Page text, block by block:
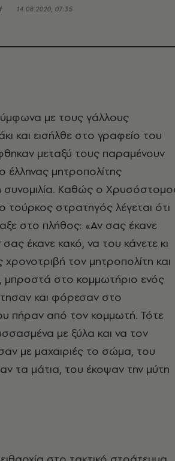
14.08.2020, 07:35
με τους γάλλους
και εισήλθε στο γραφείο του
μεταξύ τους παραμένουν
έλληνας μητροπολίτης
συνομιλία. Καθώς ο
τούρκος στρατηγός λέγεται ότι
στο πλήθος: «Αν σας έκανε
έκανε κακό, να του κάνετε κι
τον μητροπολίτη και
μπροστά στο κομμωτήριο ενός
και φόρεσαν στο
πήραν από τον κομμωτή. Τότε
με ξύλα και να τον
με μαχαιριές το σώμα, του
τα μάτια, του έκοψαν την μύτη